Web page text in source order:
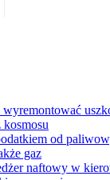
wyremontować
od
gaz
naftowy w